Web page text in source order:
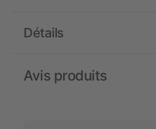
Détails
Avis produits